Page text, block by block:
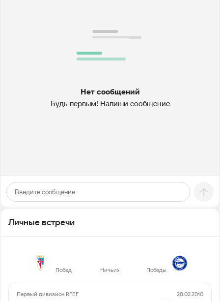
Нет сообщений
Будь первым! Напиши сообщение
Личные встречи
Побед Ничьих Победы
Первый дивизион RFEF 28.02.2010